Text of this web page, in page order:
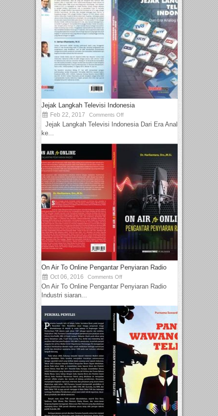
Jejak Langkah Televisi Indonesia
Feb 22, 2017 Comments Off
Jejak Langkah Televisi Indonesia Dari Era Analog
ke...
On Air To Online Pengantar Penyiaran Radio
Oct 06, 2016 Comments Off
On Air To Online Pengantar Penyiaran Radio
Industri siaran...